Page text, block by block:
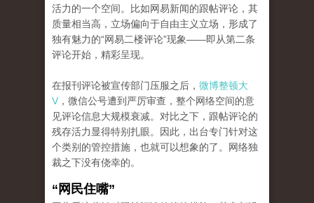
活力的一个空间。比如网易新闻的跟帖评论，其
质量相当高，立场偏向于自由主义立场，形成了
独有魅力的“网易二楼评论”现象——即从第二条
评论开始，精彩呈现。
在报刊评论被宣传部门压服之后， 微博整顿大
V ，微信公号遭到严厉审查，整个网络空间的意
见评论信息大规模衰减。对比之下，跟帖评论的
残存活力显得特别扎眼。因此，出台专门针对这
个类别的管控措施，也就可以想象的了。网络独
裁之下没有侥幸的。
“网民住嘴”